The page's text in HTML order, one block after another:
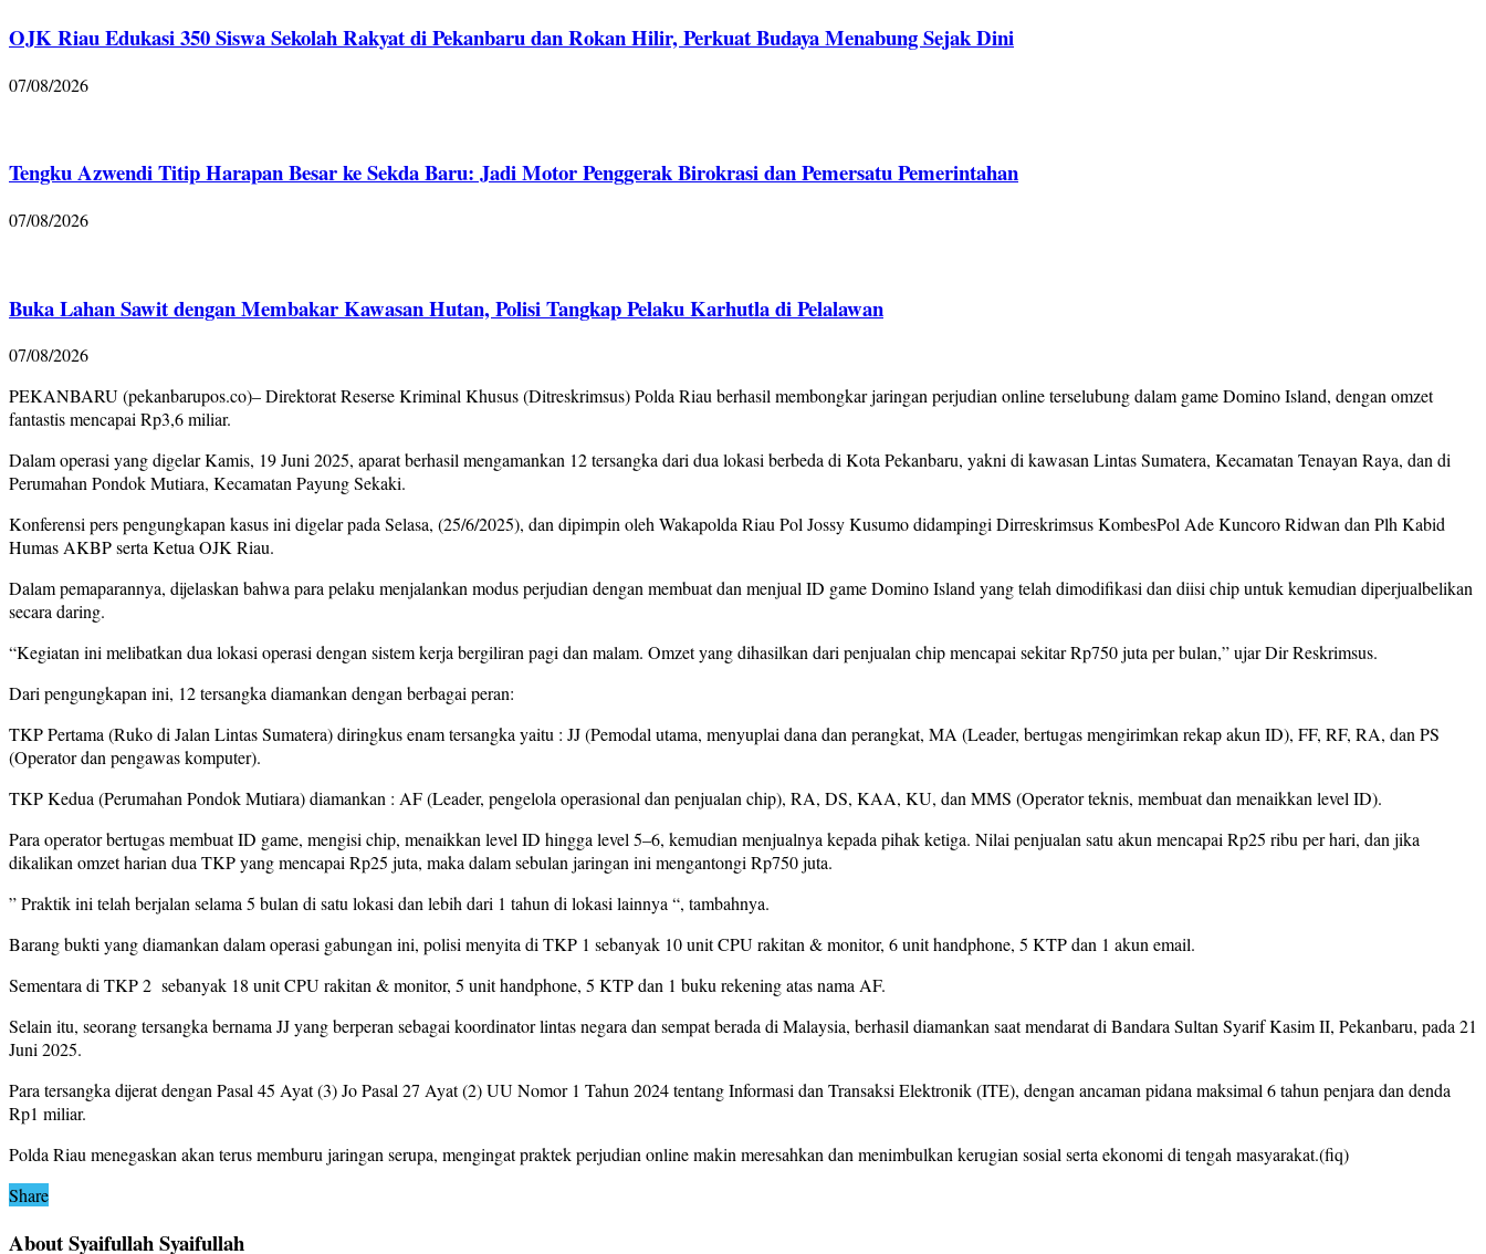
OJK Riau Edukasi 350 Siswa Sekolah Rakyat di Pekanbaru dan Rokan Hilir, Perkuat Budaya Menabung Sejak Dini
07/08/2026
Tengku Azwendi Titip Harapan Besar ke Sekda Baru: Jadi Motor Penggerak Birokrasi dan Pemersatu Pemerintahan
07/08/2026
Buka Lahan Sawit dengan Membakar Kawasan Hutan, Polisi Tangkap Pelaku Karhutla di Pelalawan
07/08/2026
PEKANBARU (pekanbarupos.co)– Direktorat Reserse Kriminal Khusus (Ditreskrimsus) Polda Riau berhasil membongkar jaringan perjudian online terselubung dalam game Domino Island, dengan omzet
fantastis mencapai Rp3,6 miliar.
Dalam operasi yang digelar Kamis, 19 Juni 2025, aparat berhasil mengamankan 12 tersangka dari dua lokasi berbeda di Kota Pekanbaru, yakni di kawasan Lintas Sumatera, Kecamatan Tenayan Raya, dan di
Perumahan Pondok Mutiara, Kecamatan Payung Sekaki.
Konferensi pers pengungkapan kasus ini digelar pada Selasa, (25/6/2025), dan dipimpin oleh Wakapolda Riau Pol Jossy Kusumo didampingi Dirreskrimsus KombesPol Ade Kuncoro Ridwan dan Plh Kabid
Humas AKBP serta Ketua OJK Riau.
Dalam pemaparannya, dijelaskan bahwa para pelaku menjalankan modus perjudian dengan membuat dan menjual ID game Domino Island yang telah dimodifikasi dan diisi chip untuk kemudian diperjualbelikan
secara daring.
“Kegiatan ini melibatkan dua lokasi operasi dengan sistem kerja bergiliran pagi dan malam. Omzet yang dihasilkan dari penjualan chip mencapai sekitar Rp750 juta per bulan,” ujar Dir Reskrimsus.
Dari pengungkapan ini, 12 tersangka diamankan dengan berbagai peran:
TKP Pertama (Ruko di Jalan Lintas Sumatera) diringkus enam tersangka yaitu : JJ (Pemodal utama, menyuplai dana dan perangkat, MA (Leader, bertugas mengirimkan rekap akun ID), FF, RF, RA, dan PS
(Operator dan pengawas komputer).
TKP Kedua (Perumahan Pondok Mutiara) diamankan : AF (Leader, pengelola operasional dan penjualan chip), RA, DS, KAA, KU, dan MMS (Operator teknis, membuat dan menaikkan level ID).
Para operator bertugas membuat ID game, mengisi chip, menaikkan level ID hingga level 5–6, kemudian menjualnya kepada pihak ketiga. Nilai penjualan satu akun mencapai Rp25 ribu per hari, dan jika
dikalikan omzet harian dua TKP yang mencapai Rp25 juta, maka dalam sebulan jaringan ini mengantongi Rp750 juta.
” Praktik ini telah berjalan selama 5 bulan di satu lokasi dan lebih dari 1 tahun di lokasi lainnya “, tambahnya.
Barang bukti yang diamankan dalam operasi gabungan ini, polisi menyita di TKP 1 sebanyak 10 unit CPU rakitan & monitor, 6 unit handphone, 5 KTP dan 1 akun email.
Sementara di TKP 2 sebanyak 18 unit CPU rakitan & monitor, 5 unit handphone, 5 KTP dan 1 buku rekening atas nama AF.
Selain itu, seorang tersangka bernama JJ yang berperan sebagai koordinator lintas negara dan sempat berada di Malaysia, berhasil diamankan saat mendarat di Bandara Sultan Syarif Kasim II, Pekanbaru, pada 21
Juni 2025.
Para tersangka dijerat dengan Pasal 45 Ayat (3) Jo Pasal 27 Ayat (2) UU Nomor 1 Tahun 2024 tentang Informasi dan Transaksi Elektronik (ITE), dengan ancaman pidana maksimal 6 tahun penjara dan denda
Rp1 miliar.
Polda Riau menegaskan akan terus memburu jaringan serupa, mengingat praktek perjudian online makin meresahkan dan menimbulkan kerugian sosial serta ekonomi di tengah masyarakat.(fiq)
Share
About Syaifullah Syaifullah